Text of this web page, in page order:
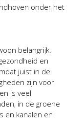
onder het
belangrijk.
en
juist in de
zijn voor
is veel
in de groene
en kanalen en